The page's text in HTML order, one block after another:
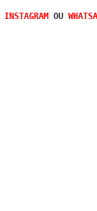
INSTAGRAM OU